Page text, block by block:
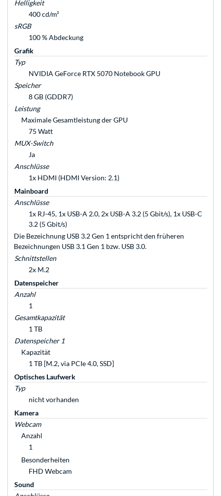
Helligkeit
400 cd/m²
sRGB
100 % Abdeckung
Grafik
Typ
NVIDIA GeForce RTX 5070 Notebook GPU
Speicher
8 GB (GDDR7)
Leistung
Maximale Gesamtleistung der GPU
75 Watt
MUX-Switch
Ja
Anschlüsse
1x HDMI (HDMI Version: 2.1)
Mainboard
Anschlüsse
1x RJ-45, 1x USB-A 2.0, 2x USB-A 3.2 (5 Gbit/s), 1x USB-C
3.2 (5 Gbit/s)
Die Bezeichnung USB 3.2 Gen 1 entspricht den früheren
Bezeichnungen USB 3.1 Gen 1 bzw. USB 3.0.
Schnittstellen
2x M.2
Datenspeicher
Anzahl
1
Gesamtkapazität
1 TB
Datenspeicher 1
Kapazität
1 TB [M.2, via PCIe 4.0, SSD]
Optisches Laufwerk
Typ
nicht vorhanden
Kamera
Webcam
Anzahl
1
Besonderheiten
FHD Webcam
Sound